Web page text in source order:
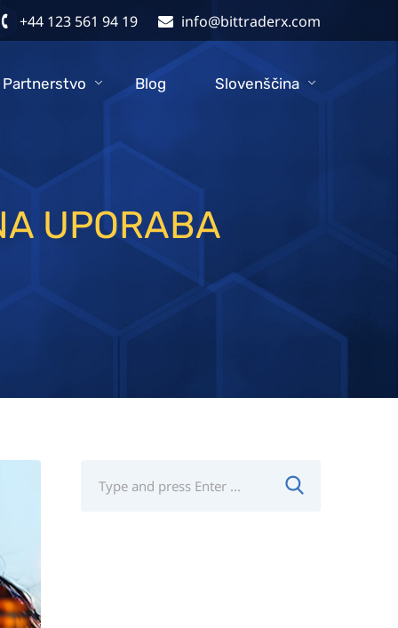
+44 123 561 94 19 info@bittraderx.com
Partnerstvo Blog Slovenščina
UPORABA